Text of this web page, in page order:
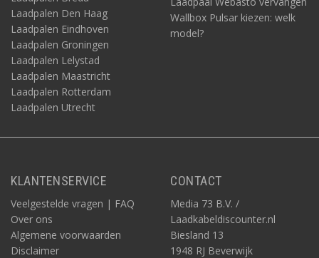
Laadpalen Den Haag
Laadpalen Eindhoven
Laadpalen Groningen
Laadpalen Lelystad
Laadpalen Maastricht
Laadpalen Rotterdam
Laadpalen Utrecht
Wallbox Pulsar kiezen: welk
model?
KLANTENSERVICE
Veelgestelde vragen | FAQ
Over ons
Algemene voorwaarden
Disclaimer
CONTACT
Media 73 B.V. /
Laadkabeldiscounter.nl
Biesland 13
1948 RJ Beverwijk